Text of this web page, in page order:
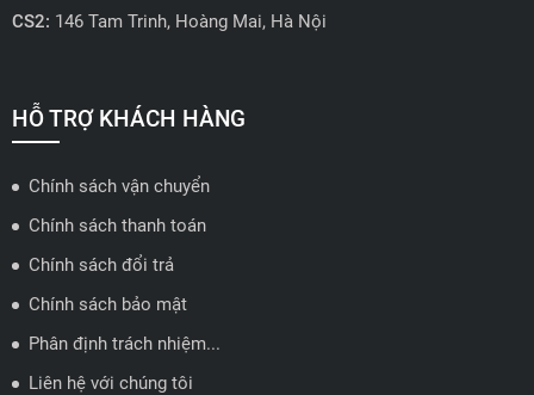
CS2: 146 Tam Trinh, Hoàng Mai, Hà Nội
🗺️Xem trên bản đồ
ĐẠI LÝ QUẬN 2 HCM - HẢI TRIỀU AUTO
🔰 Địa chỉ: 78-80 Vũ Tông Phan, P.An Phú, TP Thủ Đức, TP HCM
📍 Hotline: 0938584113
🗺️Xem trên bản đồ
HỖ TRỢ KHÁCH HÀNG
Chính sách vận chuyển
Chính sách thanh toán
Chính sách đổi trả
Chính sách bảo mật
Phân định trách nhiệm...
Liên hệ với chúng tôi